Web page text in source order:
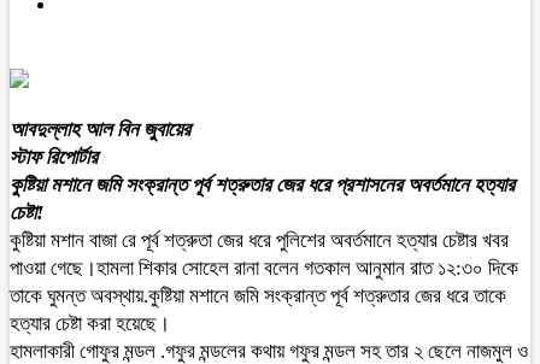
আবদুল্লাহ আল বিন জুবায়ের
স্টাফ রিপোর্টার
কুষ্টিয়া মশানে জমি সংক্রান্ত পূর্ব শত্রুতার জের ধরে প্রশাসনের অবর্তমানে হত্যার
চেষ্টা!
কুষ্টিয়া মশান বাজা রে পূর্ব শত্রুতা জের ধরে পুলিশের অবর্তমানে হত্যার চেষ্টার খবর
পাওয়া গেছে।হামলা শিকার সোহেল রানা বলেন গতকাল আনুমান রাত ১২:৩০ দিকে
তাকে ঘুমন্ত অবস্থায়.কুষ্টিয়া মশানে জমি সংক্রান্ত পূর্ব শত্রুতার জের ধরে তাকে
হত্যার চেষ্টা করা হয়েছে।
হামলাকারী গোফুর মন্ডল .গফুর মন্ডলের কথায় গফুর মন্ডল সহ তার ২ ছেলে নাজমুল ও